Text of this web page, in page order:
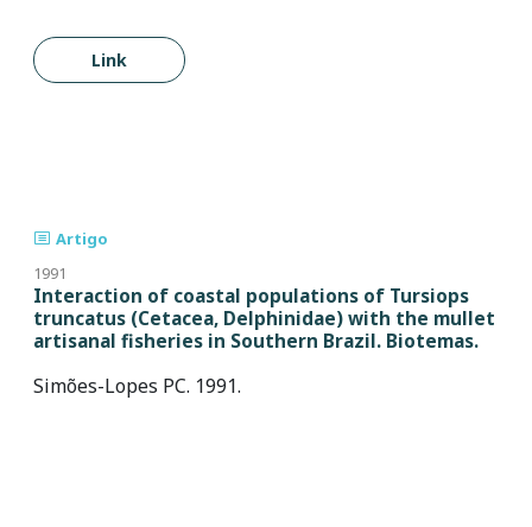
Link
Artigo
1991
Interaction of coastal populations of Tursiops
truncatus (Cetacea, Delphinidae) with the mullet
artisanal fisheries in Southern Brazil. Biotemas.
Simões-Lopes PC. 1991.